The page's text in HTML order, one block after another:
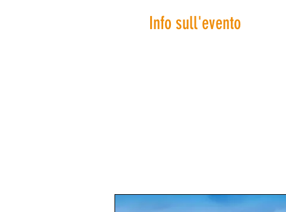
Info sull'evento